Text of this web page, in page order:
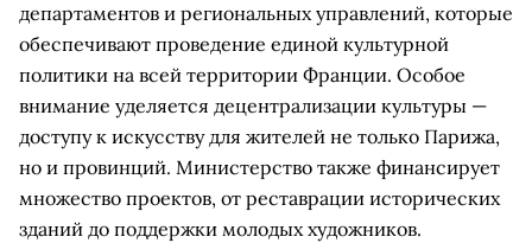
департаментов и региональных управлений, которые
обеспечивают проведение единой культурной
политики на всей территории Франции. Особое
внимание уделяется децентрализации культуры —
доступу к искусству для жителей не только Парижа,
но и провинций. Министерство также финансирует
множество проектов, от реставрации исторических
зданий до поддержки молодых художников.